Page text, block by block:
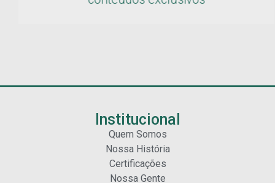
Institucional
Quem Somos
Nossa História
Certificações
Nossa Gente